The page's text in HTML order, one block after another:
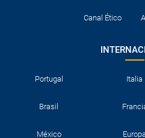
Canal Ético
Portugal Italia
Brasil
México Europa